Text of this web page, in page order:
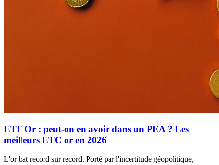
ETF Or : peut-on en avoir dans un PEA ? Les
meilleurs ETC or en 2026
L'or bat record sur record. Porté par l'incertitude géopolitique,